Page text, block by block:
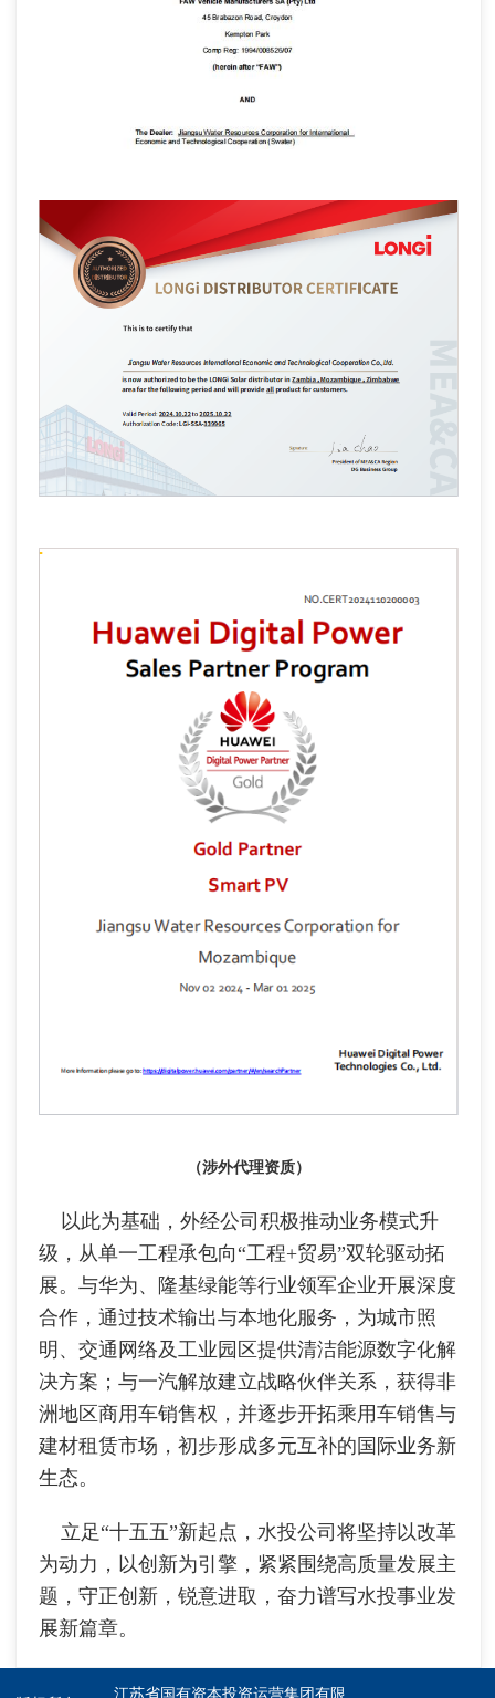
（涉外代理资质）
以此为基础，外经公司积极推动业务模式升
级，从单一工程承包向“工程+贸易”双轮驱动拓
展。与华为、隆基绿能等行业领军企业开展深度
合作，通过技术输出与本地化服务，为城市照
明、交通网络及工业园区提供清洁能源数字化解
决方案；与一汽解放建立战略伙伴关系，获得非
洲地区商用车销售权，并逐步开拓乘用车销售与
建材租赁市场，初步形成多元互补的国际业务新
生态。
立足“十五五”新起点，水投公司将坚持以改革
为动力，以创新为引擎，紧紧围绕高质量发展主
题，守正创新，锐意进取，奋力谱写水投事业发
展新篇章。
江苏省国有资本投资运营集团有限